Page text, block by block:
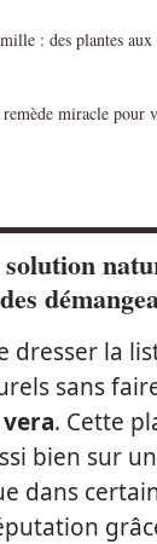
: des plantes aux
miracle pour
solution
dresser la
sans
. Cette
bien sur
dans